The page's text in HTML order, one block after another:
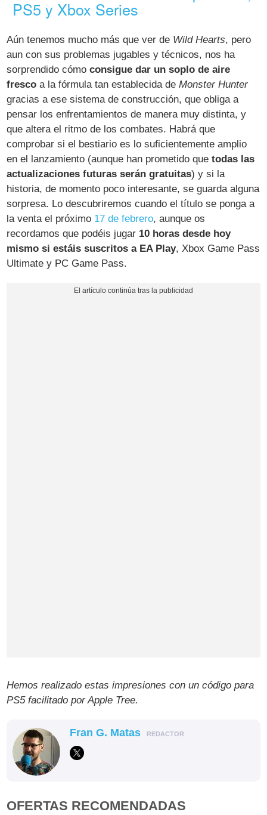
PS5 y Xbox Series
Aún tenemos mucho más que ver de Wild Hearts, pero
aun con sus problemas jugables y técnicos, nos ha
sorprendido cómoconsigue dar un soplo de aire
fresco a la fórmula tan establecida deMonster Hunter
gracias a ese sistema de construcción, que obliga a
pensar los enfrentamientos de manera muy distinta, y
que altera el ritmo de los combates. Habrá que
comprobar si el bestiario es lo suficientemente amplio
en el lanzamiento (aunque han prometido quetodas las
actualizaciones futuras serán gratuitas) y si la
historia, de momento poco interesante, se guarda alguna
sorpresa. Lo descubriremos cuando el título se ponga a
la venta el próximo 17 de febrero, aunque os
recordamos que podéis jugar 10 horas desde hoy
mismo si estáis suscritos a EA Play, Xbox Game Pass
Ultimate y PC Game Pass.
Hemos realizado estas impresiones con un código para
PS5 facilitado por Apple Tree.
Fran G. Matas REDACTOR
OFERTAS RECOMENDADAS